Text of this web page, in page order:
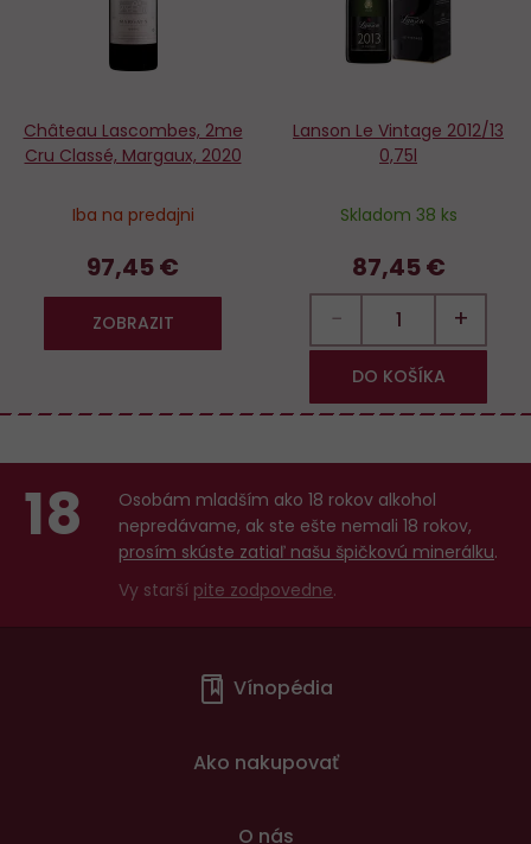
Château Lascombes, 2me
Cru Classé, Margaux, 2020
Iba na predajni
97,45 €
ZOBRAZIT
Lanson Le Vintage 2012/13
0,75l
Skladom 38 ks
87,45 €
− +
DO KOŠÍKA
18
Osobám mladším ako 18 rokov alkohol
nepredávame, ak ste ešte nemali 18 rokov,
prosím skúste zatiaľ našu špičkovú minerálku.
Vy starší pite zodpovedne.
Vínopédia
Ako nakupovať
O nás